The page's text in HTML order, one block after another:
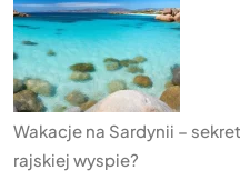
Wakacje na Sardynii –
rajskiej wyspie?